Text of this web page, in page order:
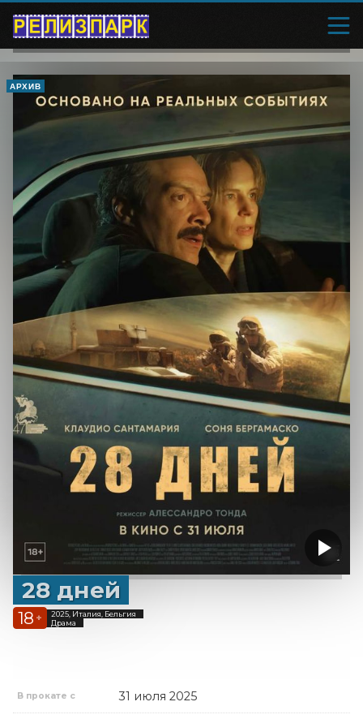
АРХИВ
28 дней
18 +
2025, Италия, Бельгия
Драма
В прокате с 31 июля 2025